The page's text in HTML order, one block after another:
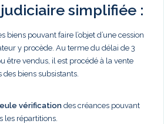
simplifiée :
biens pouvant faire l’objet d’une cession
y procède. Au terme du délai de 3
être vendus, il est procédé à la vente
biens subsistants.
vérification des créances pouvant
les répartitions.